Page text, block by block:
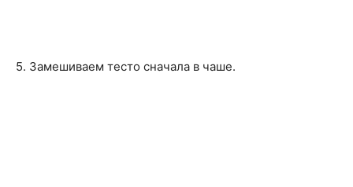
5. Замешиваем тесто сначала в чаше.